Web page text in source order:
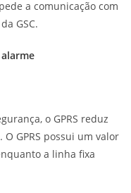
a comunicação com
GSC.
o GPRS reduz
GPRS possui um valor
a linha fixa